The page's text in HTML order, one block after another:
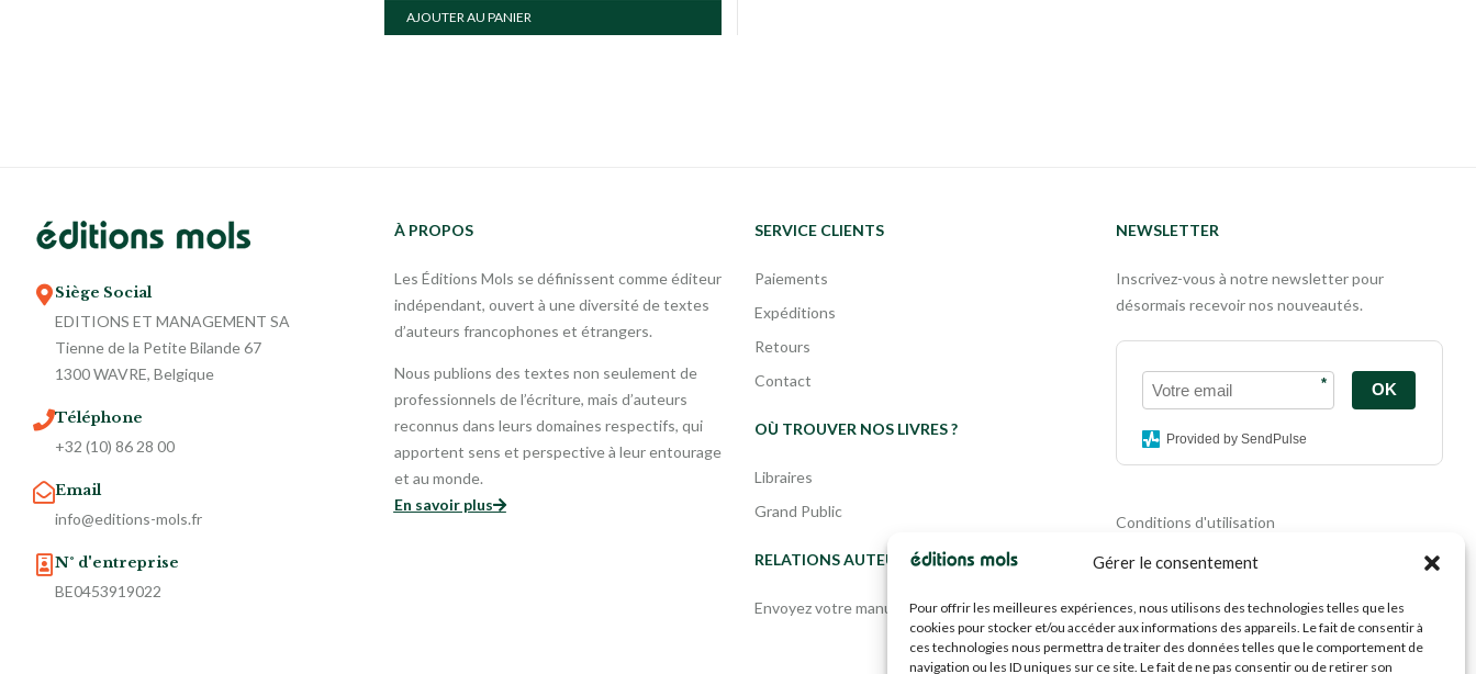
Gérer le consentement
Pour offrir les meilleures expériences, nous utilisons des technologies telles que les
cookies pour stocker et/ou accéder aux informations des appareils. Le fait de consentir à
ces technologies nous permettra de traiter des données telles que le comportement de
navigation ou les ID uniques sur ce site. Le fait de ne pas consentir ou de retirer son
AJOUTER AU PANIER
Siège Social
EDITIONS ET MANAGEMENT SA
Tienne de la Petite Bilande 67
1300 WAVRE, Belgique
Téléphone
+32 (10) 86 28 00
Email
info@editions-mols.fr
N° d'entreprise
BE0453919022
À PROPOS
Les Éditions Mols se définissent comme éditeur
indépendant, ouvert à une diversité de textes
d’auteurs francophones et étrangers.
Nous publions des textes non seulement de
professionnels de l’écriture, mais d’auteurs
reconnus dans leurs domaines respectifs, qui
apportent sens et perspective à leur entourage
et au monde.
En savoir plus
SERVICE CLIENTS
Paiements
Expéditions
Retours
Contact
OÙ TROUVER NOS LIVRES ?
Libraires
Grand Public
RELATIONS AUTEURS
Envoyez votre manuscrit
NEWSLETTER
Inscrivez-vous à notre newsletter pour
désormais recevoir nos nouveautés.
* OK
Provided by SendPulse
Conditions d'utilisation
Politique de cookies
Mentions légales
Propriété intellectuelle